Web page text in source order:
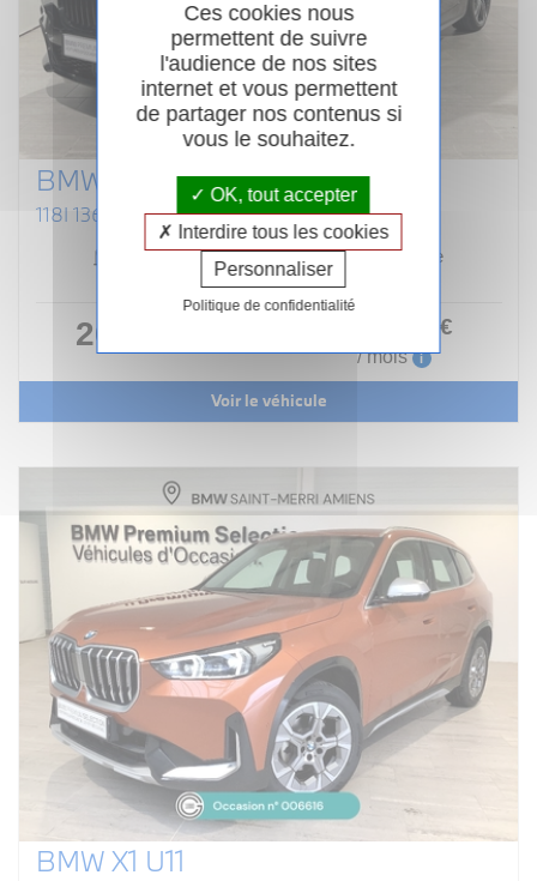
BMW SERIE 1 F40
118I 136 CH DKG7 M SPORT
Essence 11/2022
Automatique
33 868km
Garantie 24 mois
26 870 € €
/ mois i
Voir le véhicule
BMW X1 U11
Ces cookies nous
permettent de suivre
l'audience de nos sites
internet et vous permettent
de partager nos contenus si
vous le souhaitez.
OK, tout accepter
Interdire tous les cookies
Personnaliser
Politique de confidentialité